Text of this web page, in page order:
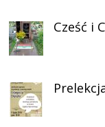
Cześć i